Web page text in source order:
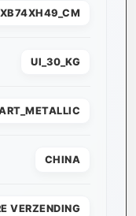
UI_30_KG
CHINA
VERZENDING